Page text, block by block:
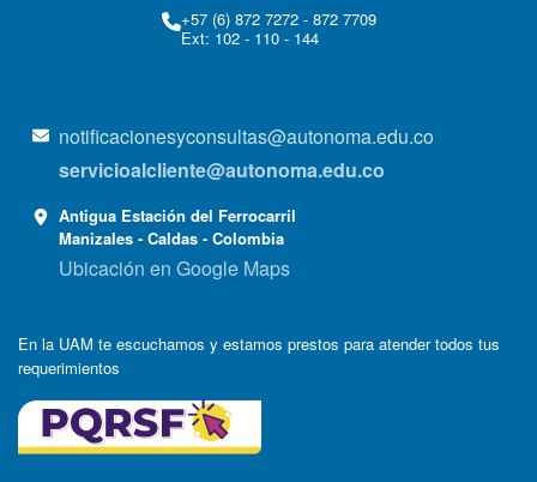
+57 (6) 872 7272 - 872 7709
Ext: 102 - 110 - 144
notificacionesyconsultas@autonoma.edu.co
servicioalcliente@autonoma.edu.co
Antigua Estación del Ferrocarril
Manizales - Caldas - Colombia
Ubicación en Google Maps
En la UAM te escuchamos y estamos prestos para atender todos tus
requerimientos